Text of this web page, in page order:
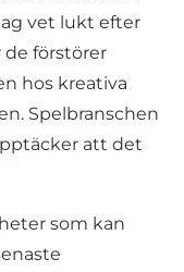
vet lukt efter
förstörer
hos kreativa
Spelbranschen
att det
som kan